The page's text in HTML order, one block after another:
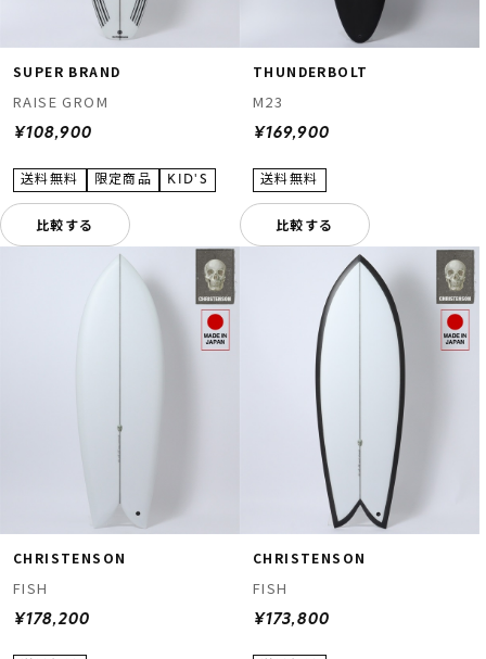
SUPER BRAND
RAISE GROM
¥108,900
比較する
THUNDERBOLT
M23
¥169,900
比較する
CHRISTENSON
FISH
¥178,200
CHRISTENSON
FISH
¥173,800